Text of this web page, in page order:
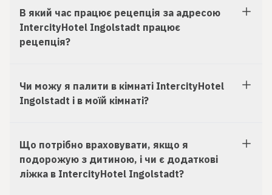
В який час працює рецепція за адресою
IntercityHotel Ingolstadt працює
рецепція?
Чи можу я палити в кімнаті IntercityHotel
Ingolstadt і в моїй кімнаті?
Що потрібно враховувати, якщо я
подорожую з дитиною, і чи є додаткові
ліжка в IntercityHotel Ingolstadt?